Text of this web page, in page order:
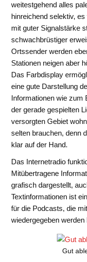
weitestgehend alles
hinreichend selektiv,
mit guter Signalstärke
schwachbrüstiger
Ortssender werden
Stationen neigen aber
Das Farbdisplay
eine gute Darstellung
Informationen wie zum
der gerade gespielten
versorgten Gebiet
selten brauchen, denn
klar auf der Hand.
Das Internetradio
Mitübertragene
grafisch dargestellt,
Textinformationen ist
für die Podcasts, die
wiedergegeben werden
Gut